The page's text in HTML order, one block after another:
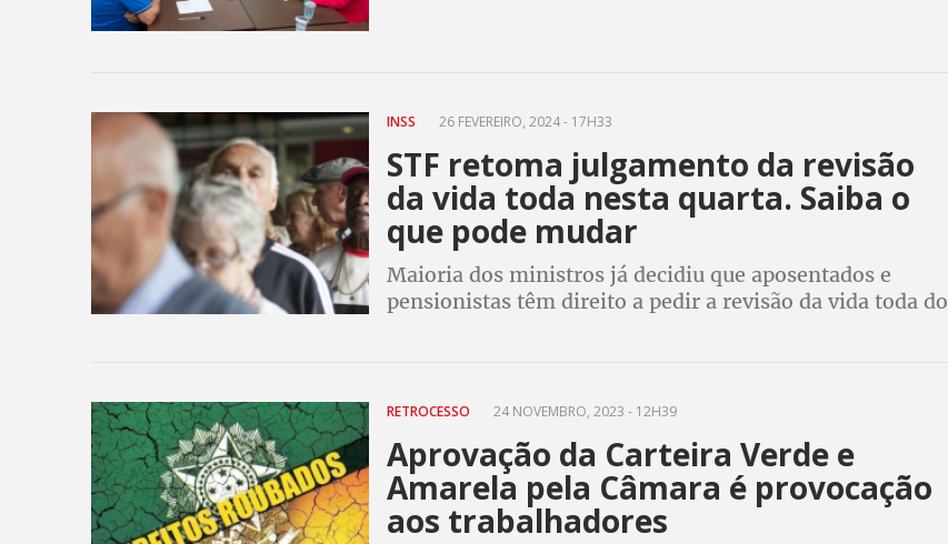
INSS 26 FEVEREIRO, 2024 - 17H33
STF retoma julgamento da revisão
da vida toda nesta quarta. Saiba o
que pode mudar
Maioria dos ministros já decidiu que aposentados e
pensionistas têm direito a pedir a revisão da vida toda do
RETROCESSO 24 NOVEMBRO, 2023 - 12H39
Aprovação da Carteira Verde e
Amarela pela Câmara é provocação
aos trabalhadores